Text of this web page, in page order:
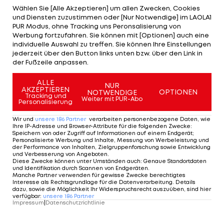
ein Erfolg. Wir haben das Schlüsselbein mit einer
Titanplatte und acht Schrauben fixiert", schildert
der zuständige Arzt Dr. Michele Zasa. Erst
nachdem sein Zustand evaluiert wurde, könne
gesagt werden, wie lange die Rehabilitation des
regierenden Weltmeisters dauern wird.
Mehr zum Thema
Wählen Sie [Alle Akzeptieren] um allen Zwecken, Cookies
und Diensten zuzustimmen oder [Nur Notwendige] im LAOLA1
PUR Modus, ohne Tracking uns Peronsalisierung von
Werbung fortzufahren. Sie können mit [Optionen] auch eine
individuelle Auswahl zu treffen. Sie können Ihre Einstellungen
jederzeit über den Button links unten bzw. über den Link in
der Fußzeile anpassen.
ALLE
AKZEPTIEREN
Tracking und
Personalisierung
NUR
NOTWENDIGE
Weiter mit PUR-Abo
OPTIONEN
Wir und unsere 186 Partner verarbeiten personenbezogene Daten, wie
Ihre IP-Adresse und Browser-Attribute für die folgenden Zwecke:
Speichern von oder Zugriff auf Informationen auf einem Endgerät;
Personalisierte Werbung und Inhalte, Messung von Werbeleistung und
der Performance von Inhalten, Zielgruppenforschung sowie Entwicklung
und Verbesserung von Angeboten.
Diese Zwecke können unter Umständen auch: Genaue Standortdaten
und Identifikation durch Scannen von Endgeräten.
Manche Partner verwenden für gewisse Zwecke berechtigtes
Interesse als Rechtsgrundlage für die Datenverarbeitung. Details
dazu, sowie die Möglichkeit Ihr Widerspruchsrecht auszuüben, sind hier
verfügbar: unsere 186 Partner
Impressum Datenschutzrichtlinie